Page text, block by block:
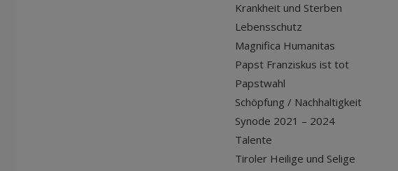
Krankheit und Sterben
Lebensschutz
Magnifica Humanitas
Papst Franziskus ist tot
Papstwahl
Schöpfung / Nachhaltigkeit
Synode 2021 – 2024
Talente
Tiroler Heilige und Selige